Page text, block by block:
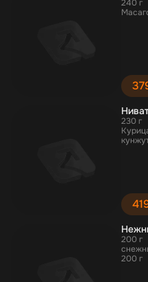
240 г
230 г
200 г
200 г